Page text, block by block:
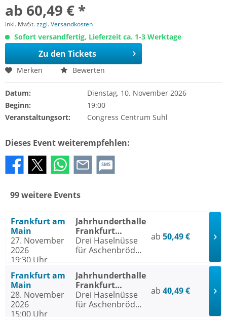
ab 60,49 € *
inkl. MwSt.zzgl. Versandkosten
Sofort versandfertig, Lieferzeit ca. 1-3 Werktage
Zu den Tickets
Merken Bewerten
Datum:
Dienstag, 10. November 2026
Beginn:
19:00
Veranstaltungsort:
Congress Centrum Suhl
Dieses Event weiterempfehlen:
SMS
99 weitere Events
Frankfurt am
Main
27. November
2026
19:30 Uhr
Jahrhunderthalle
Frankfurt
Frankfurt am
Main
Drei Haselnüsse
für Aschenbrödel
ab 50,49 €
Frankfurt am
Main
28. November
2026
15:00 Uhr
Jahrhunderthalle
Frankfurt
Frankfurt am
Main
Drei Haselnüsse
für Aschenbrödel
ab 40,49 €